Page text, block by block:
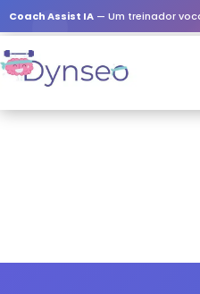
Coach Assist IA — Um treinador vocal que joga